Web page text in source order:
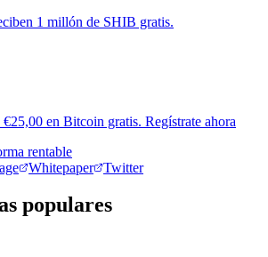
1 millón de SHIB gratis.
en Bitcoin gratis. Regístrate ahora
rentable
Whitepaper Twitter
populares